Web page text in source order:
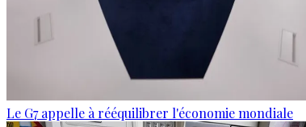
Le G7 appelle à rééquilibrer l'économie mondiale